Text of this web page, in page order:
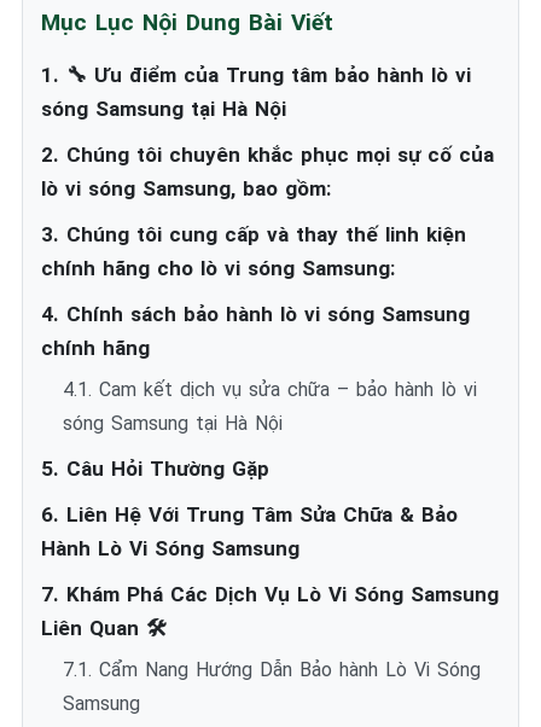
Mục Lục Nội Dung Bài Viết
1. ‍🔧 Ưu điểm của Trung tâm bảo hành lò vi
sóng Samsung tại Hà Nội
2. Chúng tôi chuyên khắc phục mọi sự cố của
lò vi sóng Samsung, bao gồm:
3. Chúng tôi cung cấp và thay thế linh kiện
chính hãng cho lò vi sóng Samsung:
4. Chính sách bảo hành lò vi sóng Samsung
chính hãng
4.1. Cam kết dịch vụ sửa chữa – bảo hành lò vi
sóng Samsung tại Hà Nội
5. Câu Hỏi Thường Gặp
6. Liên Hệ Với Trung Tâm Sửa Chữa & Bảo
Hành Lò Vi Sóng Samsung
7. Khám Phá Các Dịch Vụ Lò Vi Sóng Samsung
Liên Quan 🛠️
7.1. Cẩm Nang Hướng Dẫn Bảo hành Lò Vi Sóng
Samsung